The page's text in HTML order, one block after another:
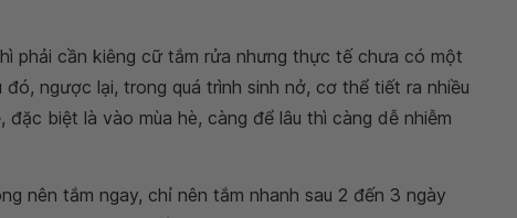
phải cần kiêng cữ tắm rửa nhưng thực tế chưa có một
ngược lại, trong quá trình sinh nở, cơ thể tiết ra nhiều
biệt là vào mùa hè, càng để lâu thì càng dễ nhiễm
nên tắm ngay, chỉ nên tắm nhanh sau 2 đến 3 ngày